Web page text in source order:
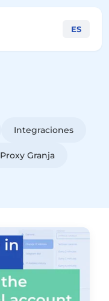
ES
Integraciones
Proxy Granja